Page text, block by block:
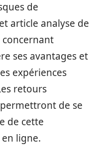
de
article analyse de
concernant
ses avantages et
expériences
retours
de se
de cette
ligne.